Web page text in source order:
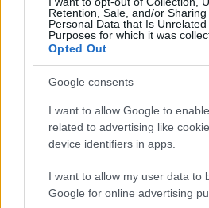
Retention, Sale, and/or
Personal Data that Is
Purposes for which it was
Opted Out
Google consents
I want to allow Google to
related to advertising like
device identifiers in apps.
I want to allow my user data to
Google for online advertising
Kostas24
14/05/2026 -
Bad Loser.
Απάντησε